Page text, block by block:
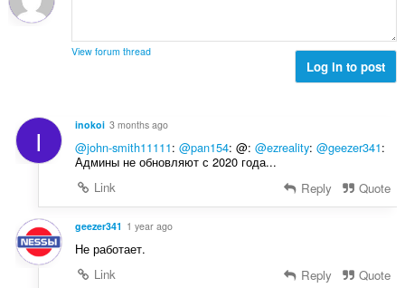
i
g
s
r
g
s
:
u
a
r
i
g
s
View forum thread
Log in to post
I inokoi 3 months ago
@john-smith11111: @pan154: @: @ezreality: @geezer341:
Админы не обновляют с 2020 года...
Link
Reply Quote
geezer341 1 year ago
Не работает.
Link
Reply Quote